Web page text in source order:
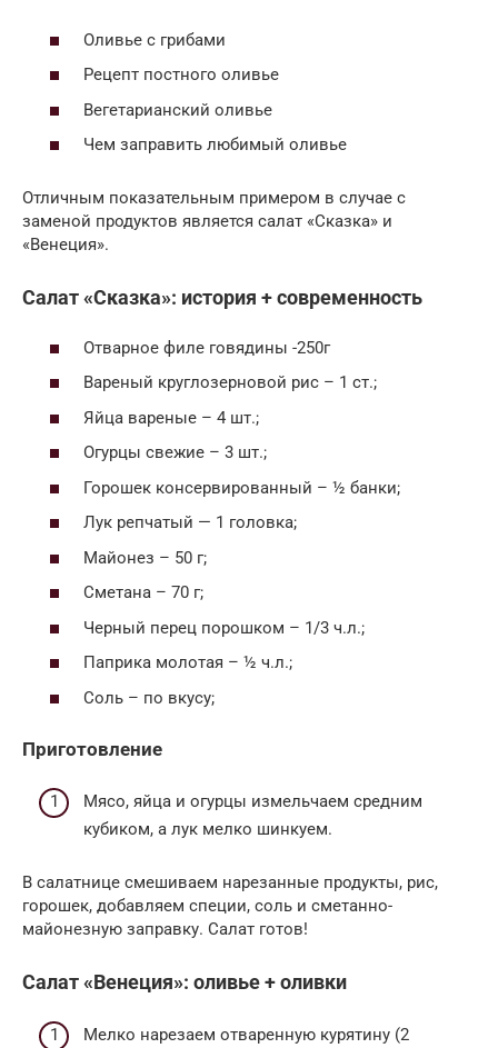
Оливье с грибами
Рецепт постного оливье
Вегетарианский оливье
Чем заправить любимый оливье
Отличным показательным примером в случае с
заменой продуктов является салат «Сказка» и
«Венеция».
Салат «Сказка»: история + современность
Отварное филе говядины -250г
Вареный круглозерновой рис – 1 ст.;
Яйца вареные – 4 шт.;
Огурцы свежие – 3 шт.;
Горошек консервированный – ½ банки;
Лук репчатый — 1 головка;
Майонез – 50 г;
Сметана – 70 г;
Черный перец порошком – 1/3 ч.л.;
Паприка молотая – ½ ч.л.;
Соль – по вкусу;
Приготовление
Мясо, яйца и огурцы измельчаем средним
кубиком, а лук мелко шинкуем.
В салатнице смешиваем нарезанные продукты, рис,
горошек, добавляем специи, соль и сметанно-
майонезную заправку. Салат готов!
Салат «Венеция»: оливье + оливки
Мелко нарезаем отваренную курятину (2